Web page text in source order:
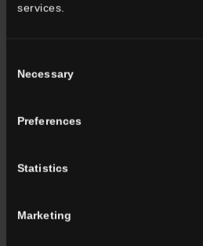
services.
Selection
Necessary
Preferences
Statistics
Marketing